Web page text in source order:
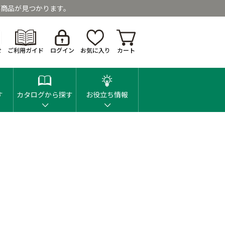
品が見つかります。
ご利用ガイド ログイン お気に入り カート
カタログから探す お役立ち情報